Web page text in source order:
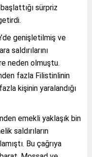
sürpriz
genişletilmiş ve
saldırılarını
neden olmuştu.
fazla Filistinlinin
kişinin yaralandığı
emekli yaklaşık bin
saldırıların
Bu çağrıya